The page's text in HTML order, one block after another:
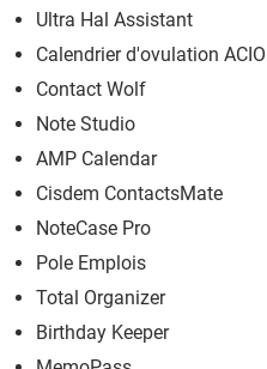
Ultra Hal Assistant
Calendrier d'ovulation ACIO
Contact Wolf
Note Studio
AMP Calendar
Cisdem ContactsMate
NoteCase Pro
Pole Emplois
Total Organizer
Birthday Keeper